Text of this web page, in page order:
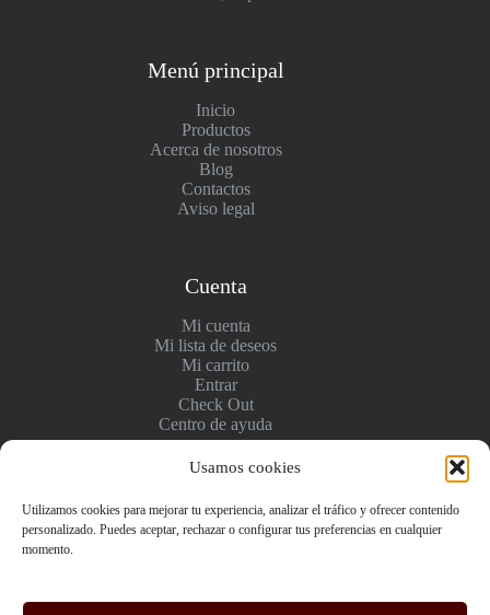
Usamos cookies
Utilizamos cookies para mejorar tu experiencia, analizar el tráfico y ofrecer contenido
personalizado. Puedes aceptar, rechazar o configurar tus preferencias en cualquier
momento.
Menú principal
Inicio
Productos
Acerca de nosotros
Blog
Contactos
Aviso legal
Cuenta
Mi cuenta
Mi lista de deseos
Mi carrito
Entrar
Check Out
Centro de ayuda
Pagos y entregas
Envío y pago
Pago seguro